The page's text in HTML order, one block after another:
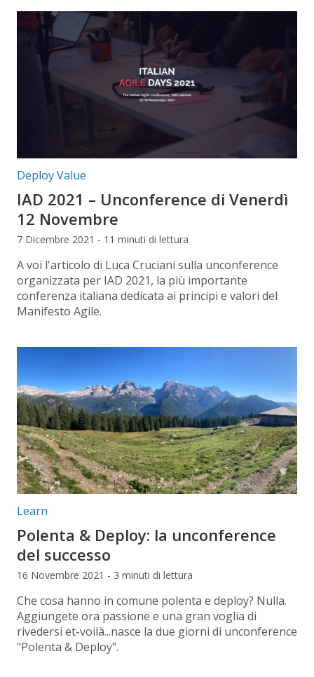
Categorie articolo:
Deploy Value
IAD 2021 – Unconference di Venerdì
12 Novembre
7 Dicembre 2021 - 11 minuti di lettura
A voi l'articolo di Luca Cruciani sulla unconference
organizzata per IAD 2021, la più importante
conferenza italiana dedicata ai principi e valori del
Manifesto Agile.
Categorie articolo:
Learn
Polenta & Deploy: la unconference
del successo
16 Novembre 2021 - 3 minuti di lettura
Che cosa hanno in comune polenta e deploy? Nulla.
Aggiungete ora passione e una gran voglia di
rivedersi et-voilà...nasce la due giorni di unconference
"Polenta & Deploy".